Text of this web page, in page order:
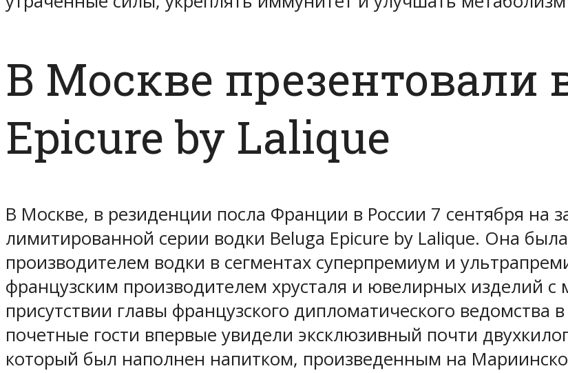
В Москве презентовали
Epicure by Lalique
В Москве, в резиденции посла Франции в России 7 сентября на
лимитированной серии водки Beluga Epicure by Lalique. Она
производителем водки в сегментах суперпремиум и
французским производителем хрусталя и ювелирных изделий
присутствии главы французского дипломатического ведомства
почетные гости впервые увидели эксклюзивный почти
который был наполнен напитком, произведенным на